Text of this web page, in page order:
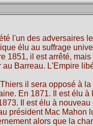
l'un des adversaires
élu au suffrage
1851, il est arrêté,
Barreau. L'Empire
il sera opposé à
En 1871. Il est élu à
Il est élu à
président Mac Mahon
alors que la